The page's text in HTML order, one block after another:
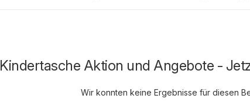
Kindertasche Aktion und Angebote -
Wir konnten keine Ergebnisse für diesen